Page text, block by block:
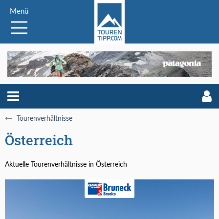
Menü
Tourenverhältnisse
Österreich
Aktuelle Tourenverhältnisse in Österreich